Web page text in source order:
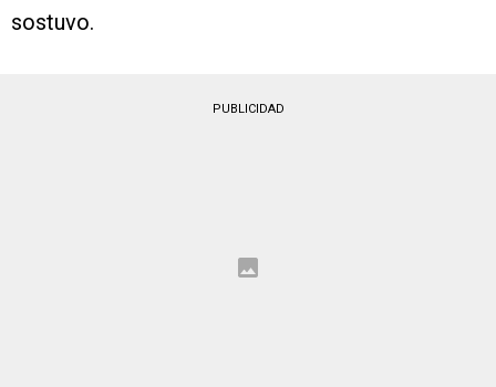
sostuvo.
PUBLICIDAD